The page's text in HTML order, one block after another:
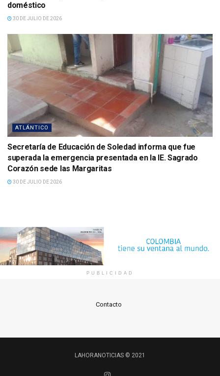
doméstico
30 DE JULIO DE 2026
ATLÁNTICO
Secretaría de Educación de Soledad informa que fue
superada la emergencia presentada en la IE. Sagrado
Corazón sede las Margaritas
30 DE JULIO DE 2026
PUBLICIDAD
Contacto
LAHORANOTICIAS © 2021